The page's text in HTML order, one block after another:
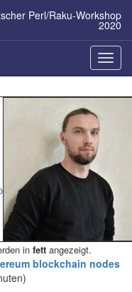
Perl/Raku-Workshop
2020
ein-/
in fett angezeigt.
blockchain nodes